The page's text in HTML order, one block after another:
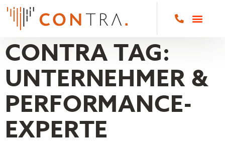
CONTRA TAG:
UNTERNEHMER &
PERFORMANCE-
EXPERTE